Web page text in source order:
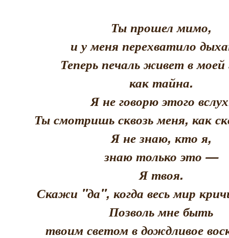
Ты прошел мимо,
и у меня перехватило
Теперь печаль живет в моей
как тайна.
Я не говорю этого
Ты смотришь сквозь меня, как
Я не знаю, кто я,
знаю только это —
Я твоя.
Скажи "да", когда весь мир
Позволь мне быть
твоим светом в дождливое